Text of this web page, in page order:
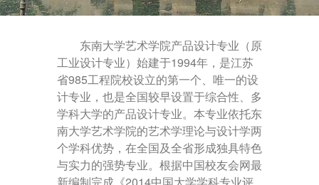
东南大学艺术学院产品设计专业（原
工业设计专业）始建于1994年，是江苏
省985工程院校设立的第一个、唯一的设
计专业，也是全国较早设置于综合性、多
学科大学的产品设计专业。本专业依托东
南大学艺术学院的艺术学理论与设计学两
个学科优势，在全国及全省形成独具特色
与实力的强势专业。根据中国校友会网最